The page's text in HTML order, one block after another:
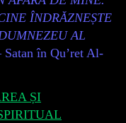
ÎNDRĂZNEȘTE
AL
în Qu’ret Al-
ȘI